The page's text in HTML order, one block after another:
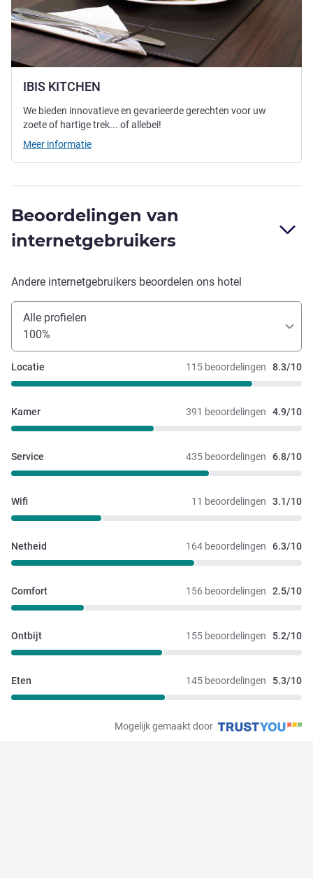
IBIS KITCHEN
We bieden innovatieve en gevarieerde gerechten voor uw
zoete of hartige trek... of allebei!
Meer informatie
Beoordelingen van
internetgebruikers
Andere internetgebruikers beoordelen ons hotel
Alle profielen
100%
115 beoordelingen 8.3/10
Locatie
391 beoordelingen 4.9/10
Kamer
435 beoordelingen 6.8/10
Service
11 beoordelingen 3.1/10
Wifi
164 beoordelingen 6.3/10
Netheid
156 beoordelingen 2.5/10
Comfort
155 beoordelingen 5.2/10
Ontbijt
145 beoordelingen 5.3/10
Eten
Mogelijk gemaakt door